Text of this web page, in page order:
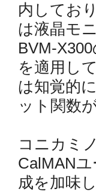
内してお
は液晶モ
BVM-
を適用し
は知覚的
ット関数
コニカミ
CalMAN
成を加味